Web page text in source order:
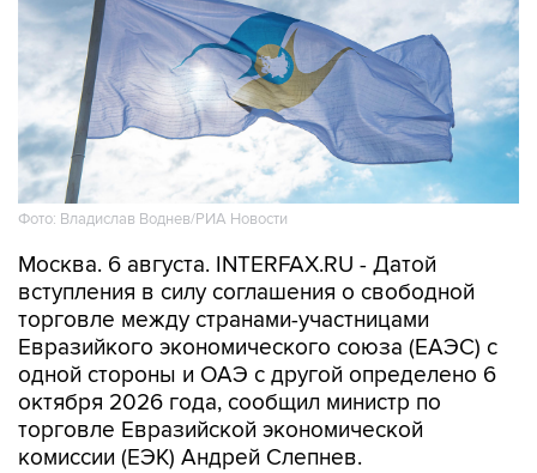
Фото: Владислав Воднев/РИА Новости
Москва. 6 августа. INTERFAX.RU - Датой
вступления в силу соглашения о свободной
торговле между странами-участницами
Евразийкого экономического союза (ЕАЭС) с
одной стороны и ОАЭ с другой определено 6
октября 2026 года, сообщил министр по
торговле Евразийской экономической
комиссии (ЕЭК) Андрей Слепнев.